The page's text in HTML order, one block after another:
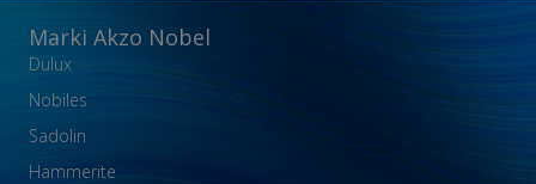
Marki Akzo Nobel
Dulux
Nobiles
Sadolin
Hammerite